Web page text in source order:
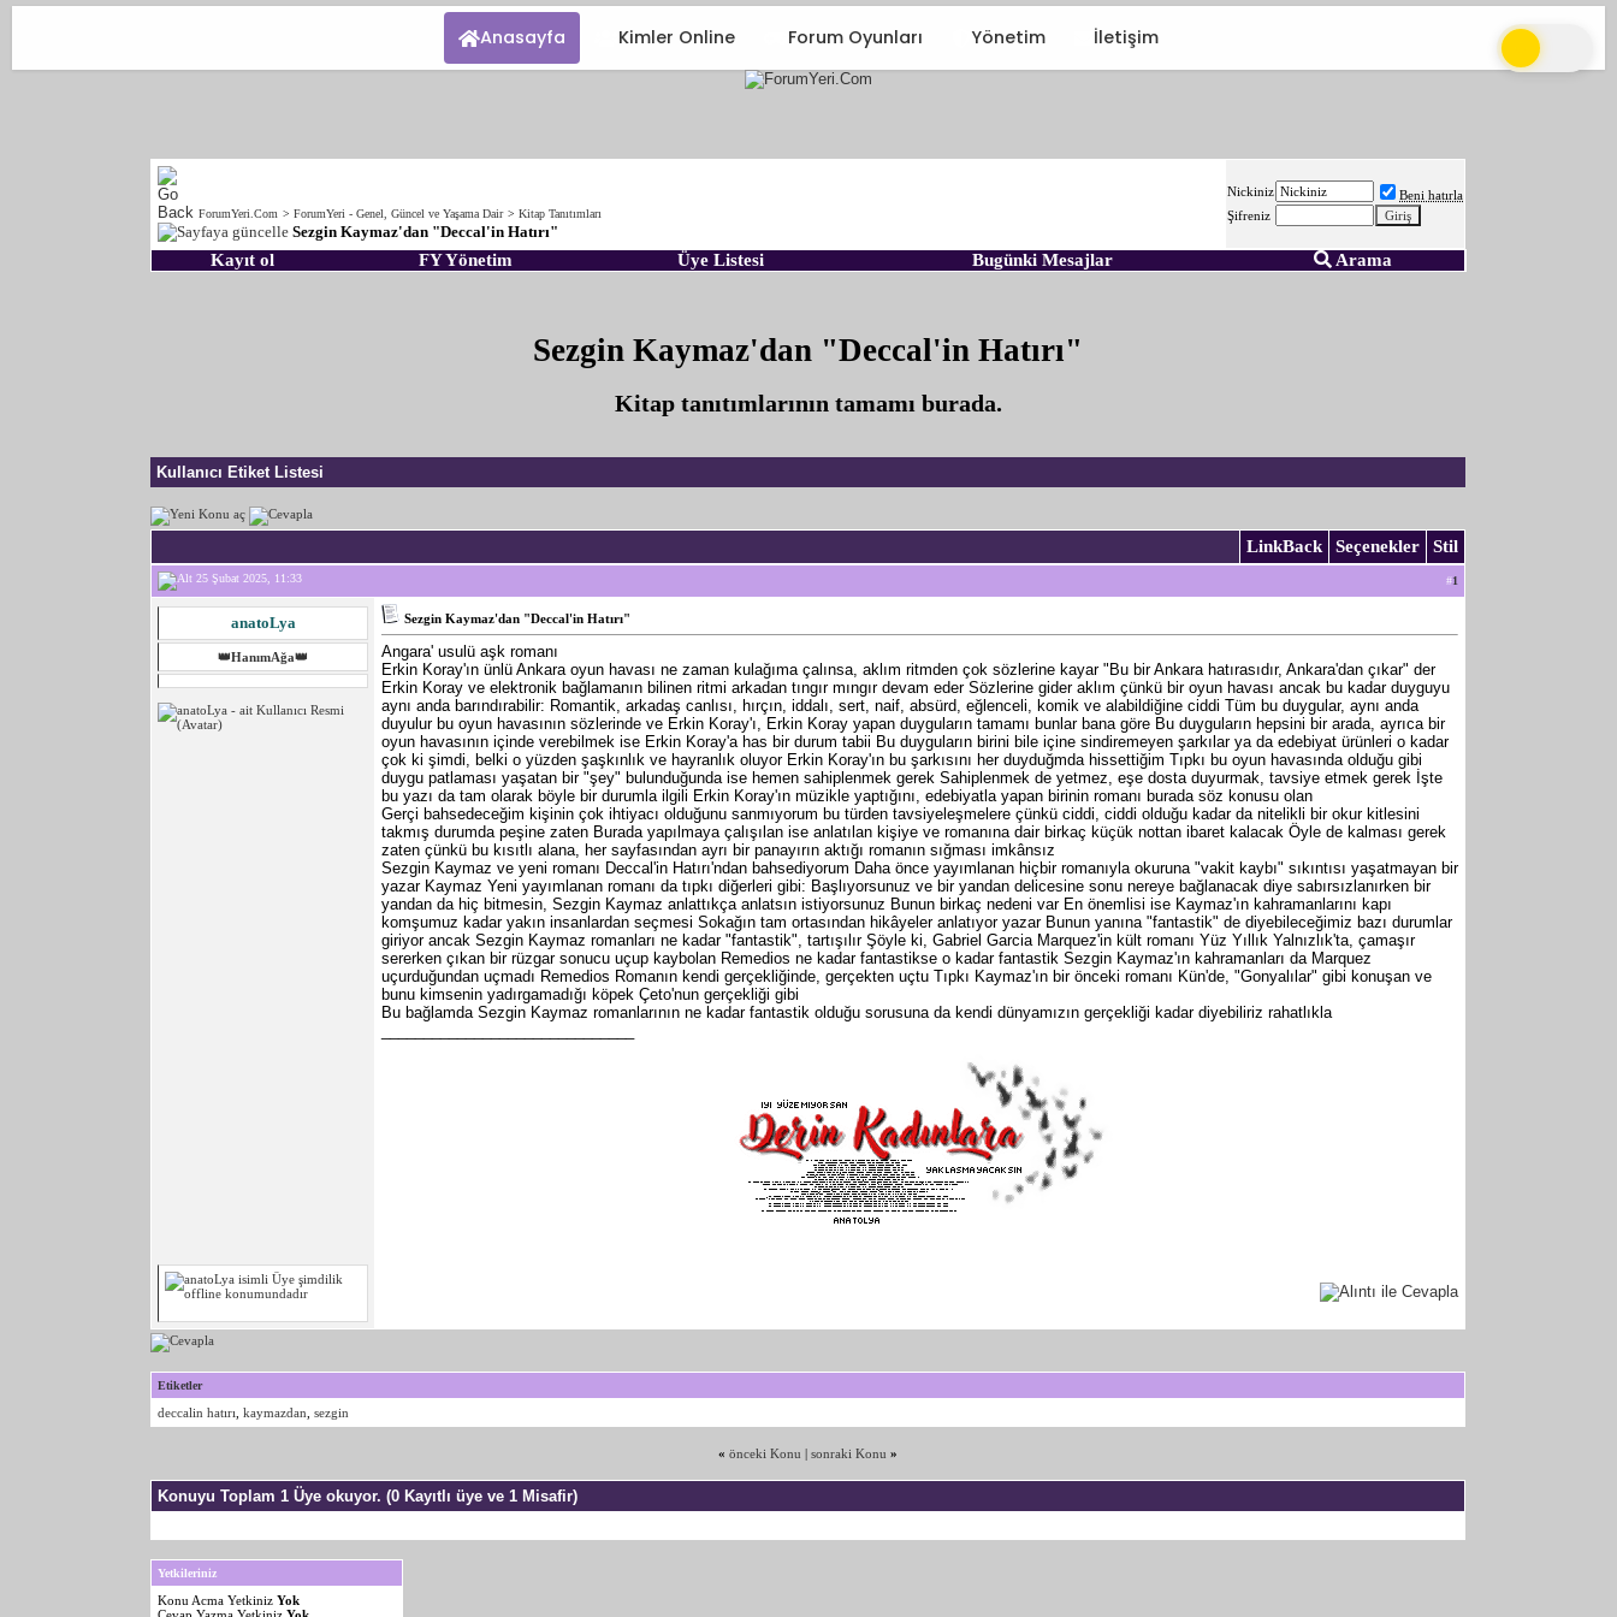
Anasayfa Kimler Online Forum Oyunları Yönetim İletişim
ForumYeri.Com >ForumYeri - Genel, Güncel ve Yaşama Dair >Kitap Tanıtımları
Sezgin Kaymaz'dan "Deccal'in Hatırı"
Nickiniz
Beni hatırla
Şifreniz
Kayıt ol FY Yönetim Üye Listesi Bugünki Mesajlar Arama
Sezgin Kaymaz'dan "Deccal'in Hatırı"
Kitap tanıtımlarının tamamı burada.
Kullanıcı Etiket Listesi
LinkBack Seçenekler Stil
25 Şubat 2025, 11:33 #1
anatoLya
👑HanımAğa👑
Sezgin Kaymaz'dan "Deccal'in Hatırı"
Angara' usulü aşk romanı
Erkin Koray'ın ünlü Ankara oyun havası ne zaman kulağıma çalınsa, aklım ritmden çok sözlerine kayar "Bu bir Ankara hatırasıdır, Ankara'dan çıkar" der
Erkin Koray ve elektronik bağlamanın bilinen ritmi arkadan tıngır mıngır devam eder Sözlerine gider aklım çünkü bir oyun havası ancak bu kadar duyguyu
aynı anda barındırabilir: Romantik, arkadaş canlısı, hırçın, iddalı, sert, naif, absürd, eğlenceli, komik ve alabildiğine ciddi Tüm bu duygular, aynı anda
duyulur bu oyun havasının sözlerinde ve Erkin Koray'ı, Erkin Koray yapan duyguların tamamı bunlar bana göre Bu duyguların hepsini bir arada, ayrıca bir
oyun havasının içinde verebilmek ise Erkin Koray'a has bir durum tabii Bu duyguların birini bile içine sindiremeyen şarkılar ya da edebiyat ürünleri o kadar
çok ki şimdi, belki o yüzden şaşkınlık ve hayranlık oluyor Erkin Koray'ın bu şarkısını her duyduğmda hissettiğim Tıpkı bu oyun havasında olduğu gibi
duygu patlaması yaşatan bir "şey" bulunduğunda ise hemen sahiplenmek gerek Sahiplenmek de yetmez, eşe dosta duyurmak, tavsiye etmek gerek İşte
bu yazı da tam olarak böyle bir durumla ilgili Erkin Koray'ın müzikle yaptığını, edebiyatla yapan birinin romanı burada söz konusu olan
Gerçi bahsedeceğim kişinin çok ihtiyacı olduğunu sanmıyorum bu türden tavsiyeleşmelere çünkü ciddi, ciddi olduğu kadar da nitelikli bir okur kitlesini
takmış durumda peşine zaten Burada yapılmaya çalışılan ise anlatılan kişiye ve romanına dair birkaç küçük nottan ibaret kalacak Öyle de kalması gerek
zaten çünkü bu kısıtlı alana, her sayfasından ayrı bir panayırın aktığı romanın sığması imkânsız
Sezgin Kaymaz ve yeni romanı Deccal'in Hatırı'ndan bahsediyorum Daha önce yayımlanan hiçbir romanıyla okuruna "vakit kaybı" sıkıntısı yaşatmayan bir
yazar Kaymaz Yeni yayımlanan romanı da tıpkı diğerleri gibi: Başlıyorsunuz ve bir yandan delicesine sonu nereye bağlanacak diye sabırsızlanırken bir
yandan da hiç bitmesin, Sezgin Kaymaz anlattıkça anlatsın istiyorsunuz Bunun birkaç nedeni var En önemlisi ise Kaymaz'ın kahramanlarını kapı
komşumuz kadar yakın insanlardan seçmesi Sokağın tam ortasından hikâyeler anlatıyor yazar Bunun yanına "fantastik" de diyebileceğimiz bazı durumlar
giriyor ancak Sezgin Kaymaz romanları ne kadar "fantastik", tartışılır Şöyle ki, Gabriel Garcia Marquez'in kült romanı Yüz Yıllık Yalnızlık'ta, çamaşır
sererken çıkan bir rüzgar sonucu uçup kaybolan Remedios ne kadar fantastikse o kadar fantastik Sezgin Kaymaz'ın kahramanları da Marquez
uçurduğundan uçmadı Remedios Romanın kendi gerçekliğinde, gerçekten uçtu Tıpkı Kaymaz'ın bir önceki romanı Kün'de, "Gonyalılar" gibi konuşan ve
bunu kimsenin yadırgamadığı köpek Çeto'nun gerçekliği gibi
Bu bağlamda Sezgin Kaymaz romanlarının ne kadar fantastik olduğu sorusuna da kendi dünyamızın gerçekliği kadar diyebiliriz rahatlıkla
Etiketler
deccalin hatırı ,kaymazdan ,sezgin
« önceki Konu |sonraki Konu »
Konuyu Toplam 1 Üye okuyor.(0 Kayıtlı üye ve 1 Misafir)
Yetkileriniz
Konu Acma YetkinizYok